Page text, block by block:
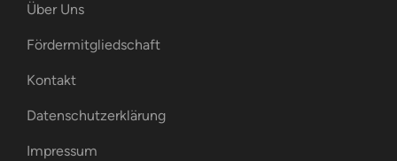
Über Uns
Fördermitgliedschaft
Kontakt
Datenschutzerklärung
Impressum